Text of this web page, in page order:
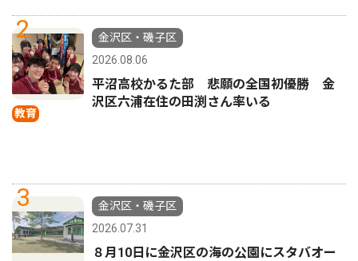
2
教育
金沢区・磯子区
2026.08.06
平沼高校かるた部 悲願の全国初優勝 金
沢区六浦在住の田渕さん率いる
3
金沢区・磯子区
2026.07.31
８月10日に金沢区の海の公園にスタバオー